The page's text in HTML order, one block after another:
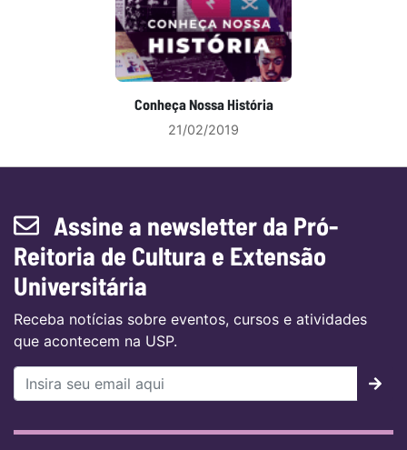
Conheça Nossa História
21/02/2019
Assine a newsletter da Pró-
Reitoria de Cultura e Extensão
Universitária
Receba notícias sobre eventos, cursos e atividades
que acontecem na USP.